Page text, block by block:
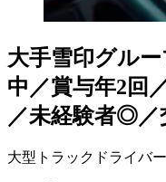
大手雪印グル
中／賞与年2回
／未経験者◎／
大型トラックドライバー